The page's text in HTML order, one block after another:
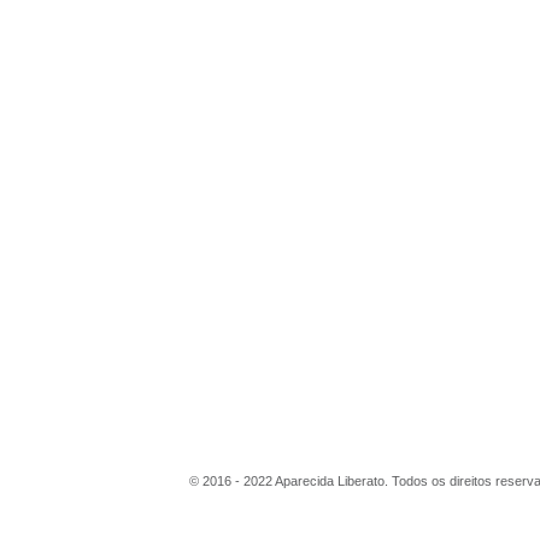
© 2016 - 2022 Aparecida Liberato. Todos os direitos